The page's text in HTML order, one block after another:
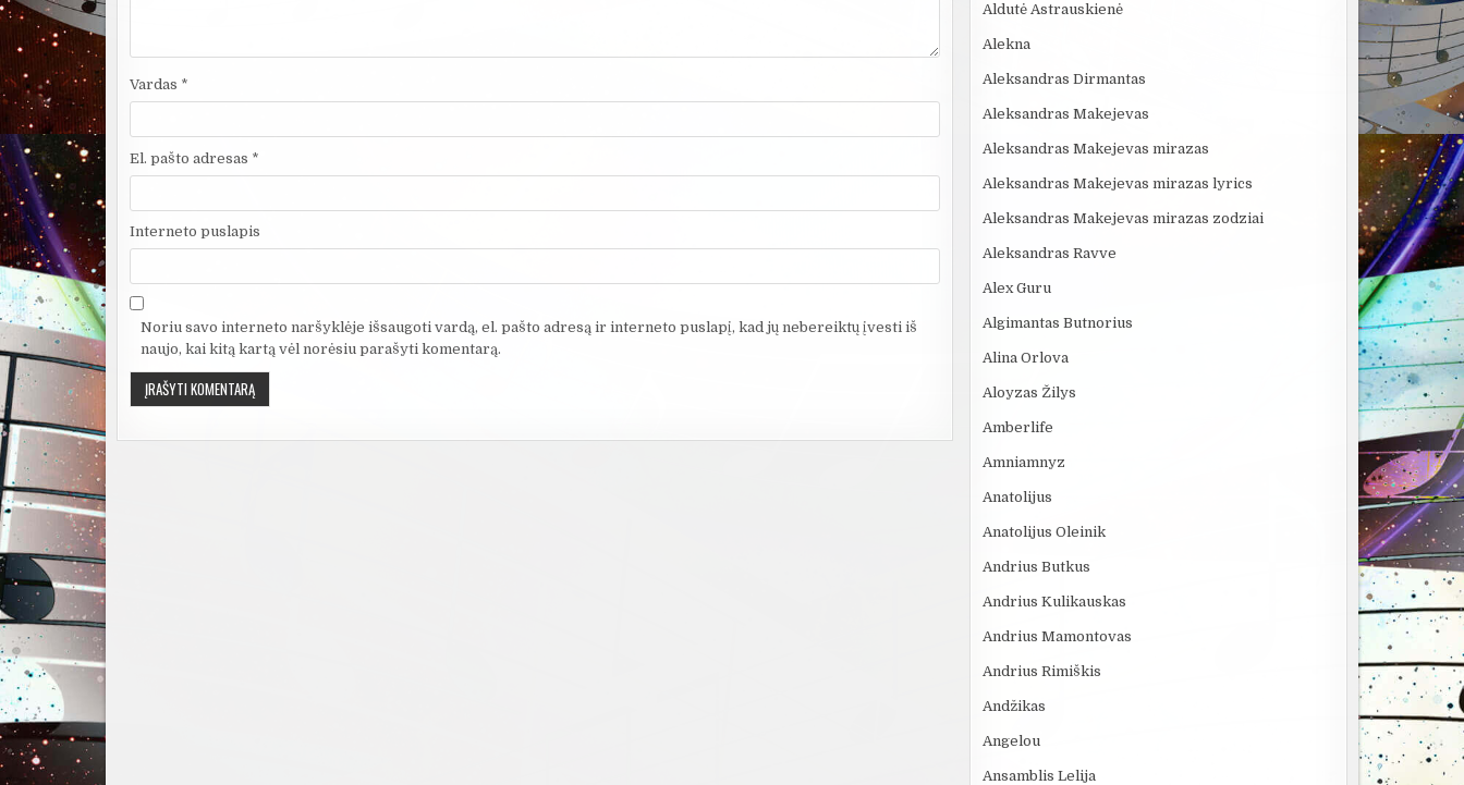
Vardas *
El. pašto adresas *
Interneto puslapis
Noriu savo interneto naršyklėje išsaugoti vardą, el. pašto adresą ir interneto puslapį, kad jų nebereiktų įvesti iš
naujo, kai kitą kartą vėl norėsiu parašyti komentarą.
Aldutė Astrauskienė
Alekna
Aleksandras Dirmantas
Aleksandras Makejevas
Aleksandras Makejevas mirazas
Aleksandras Makejevas mirazas lyrics
Aleksandras Makejevas mirazas zodziai
Aleksandras Ravve
Alex Guru
Algimantas Butnorius
Alina Orlova
Aloyzas Žilys
Amberlife
Amniamnyz
Anatolijus
Anatolijus Oleinik
Andrius Butkus
Andrius Kulikauskas
Andrius Mamontovas
Andrius Rimiškis
Andžikas
Angelou
Ansamblis Lelija